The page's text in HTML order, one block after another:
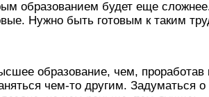
образованием будет еще
Нужно быть готовым к таким
образование, чем,
чем-то другим. Задуматься